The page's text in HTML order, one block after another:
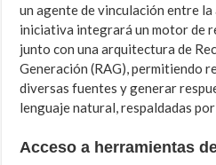
un agente de vinculación entre la
iniciativa integrará un motor de
junto con una arquitectura de
Generación (RAG), permitiendo
diversas fuentes y generar
lenguaje natural, respaldadas
Acceso a herramientas